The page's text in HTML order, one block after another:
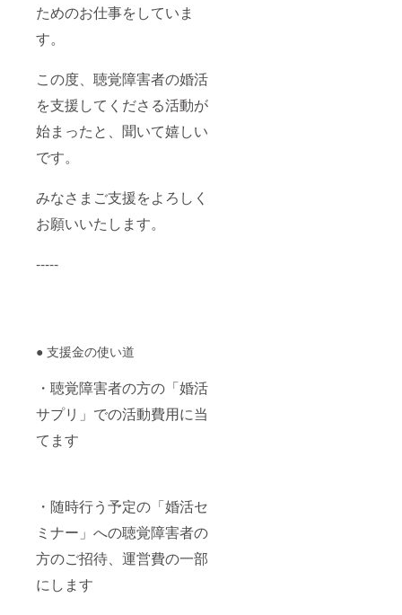
ためのお仕事をしていま
す。
この度、聴覚障害者の婚活
を支援してくださる活動が
始まったと、聞いて嬉しい
です。
みなさまご支援をよろしく
お願いいたします。
-----
● 支援金の使い道
・聴覚障害者の方の「婚活
サプリ」での活動費用に当
てます
・随時行う予定の「婚活セ
ミナー」への聴覚障害者の
方のご招待、運営費の一部
にします